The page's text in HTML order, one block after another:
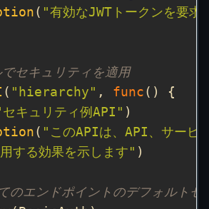
( "有効なJWTトークンを要
セキュリティを適用
( "hierarchy" , func
キュリティ例API"
( "このAPIは、API、サービ
する効果を示します"
エンドポイントのデフォルトセ